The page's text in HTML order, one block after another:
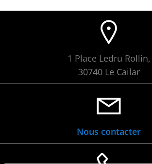
1 Place Ledru Rollin,
30740 Le Cailar
Nous contacter